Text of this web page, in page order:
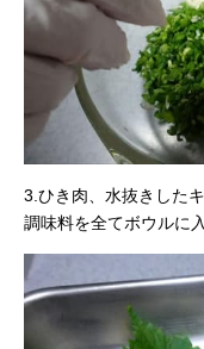
3.ひき肉、水抜きした
調味料を全てボウルに